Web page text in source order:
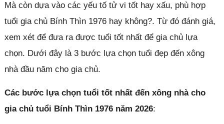
Mà còn dựa vào các yếu tố tử vi tốt hay xấu, phù hợp
tuổi gia chủ Bính Thìn 1976 hay không?. Từ đó đánh giá,
xem xét để đưa ra được tuổi tốt nhất để gia chủ lựa
chọn. Dưới đây là 3 bước lựa chọn tuổi đẹp đến xông
nhà đầu năm cho gia chủ.
Các bước lựa chọn tuổi tốt nhất đến xông nhà cho
gia chủ tuổi Bính Thìn 1976 năm 2026: